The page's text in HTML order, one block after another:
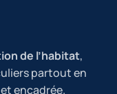
de l’habitat,
partout en
encadrée.